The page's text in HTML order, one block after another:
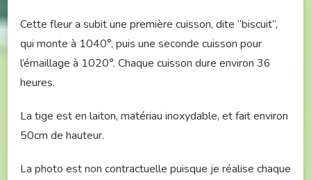
Cette fleur a subit une première cuisson, dite “biscuit”,
qui monte à 1040°, puis une seconde cuisson pour
l’émaillage à 1020°. Chaque cuisson dure environ 36
heures.
La tige est en laiton, matériau inoxydable, et fait environ
50cm de hauteur.
La photo est non contractuelle puisque je réalise chaque